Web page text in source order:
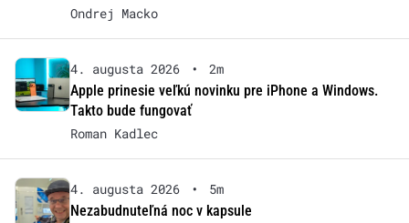
Ondrej Macko
4. augusta 2026 •
2m
Apple prinesie veľkú novinku pre iPhone a Windows.
Takto bude fungovať
Roman Kadlec
4. augusta 2026 •
5m
Nezabudnuteľná noc v kapsule